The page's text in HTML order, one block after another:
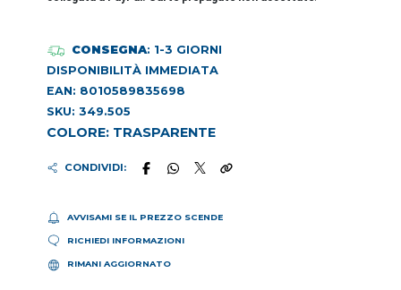
CONSEGNA: 1-3 GIORNI
DISPONIBILITÀ IMMEDIATA
EAN: 8010589835698
SKU: 349.505
COLORE: TRASPARENTE
CONDIVIDI:
AVVISAMI SE IL PREZZO SCENDE
RICHIEDI INFORMAZIONI
RIMANI AGGIORNATO